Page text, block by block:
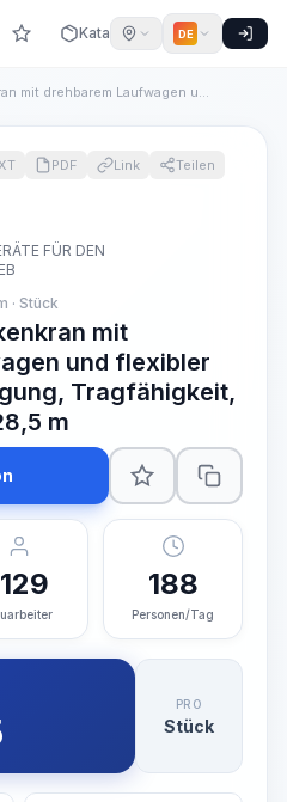
Katalog DE
Elektrischer Brückenkran mit drehbarem Laufwagen und flexibl...
PDF Link
Teilen
FÜR DEN
· Stück
mit
und flexibler
Tragfähigkeit,
m
188
Personen/Tag
PRO
Stück